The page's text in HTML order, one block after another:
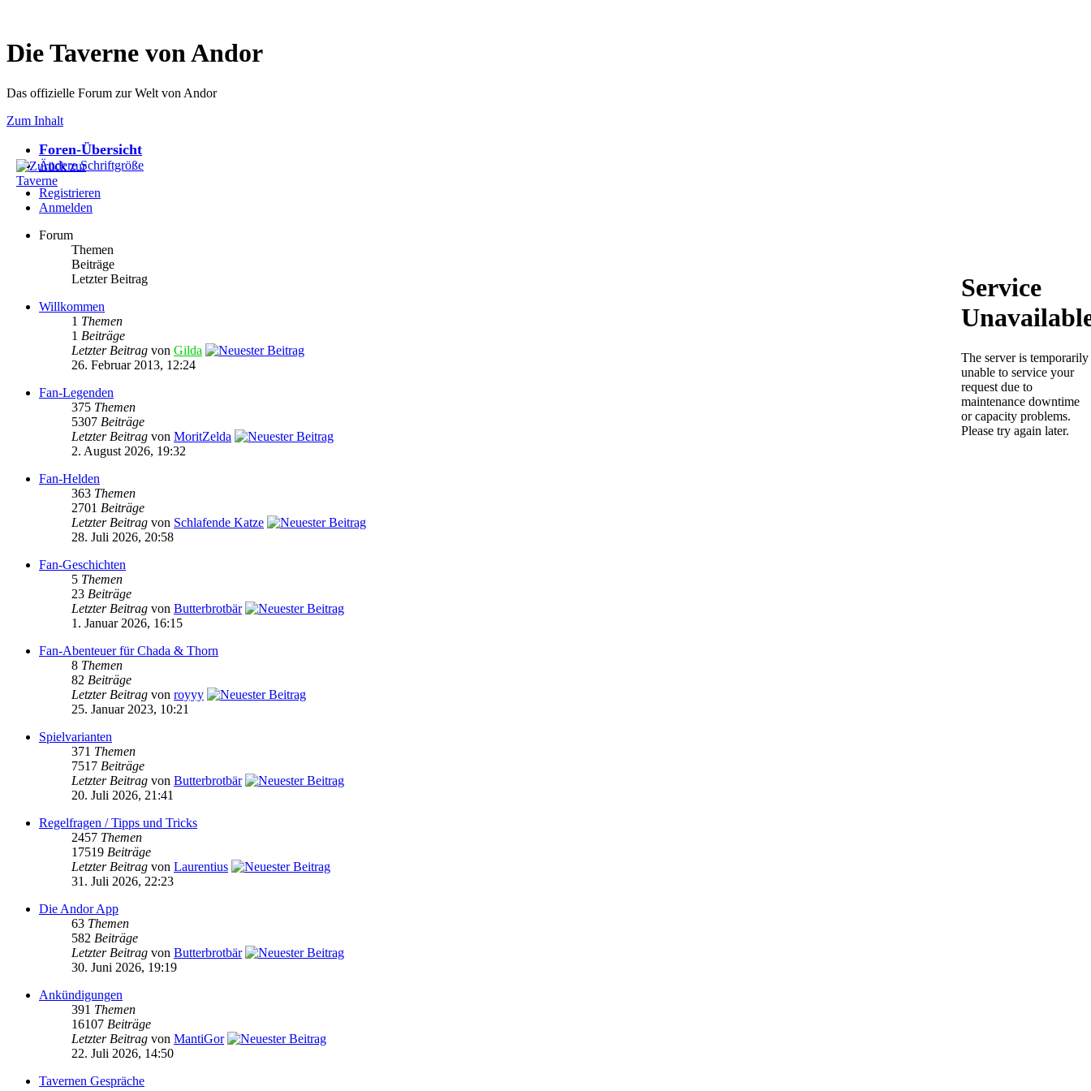
Die Taverne von Andor
Das offizielle Forum zur Welt von Andor
Zum Inhalt
Foren-Übersicht
Ändere Schriftgröße
Registrieren
Anmelden
Forum
Themen
Beiträge
Letzter Beitrag
Willkommen
1 Themen
1 Beiträge
Letzter Beitrag von Gilda
26. Februar 2013, 12:24
Fan-Legenden
375 Themen
5307 Beiträge
Letzter Beitrag von MoritZelda
2. August 2026, 19:32
Fan-Helden
363 Themen
2701 Beiträge
Letzter Beitrag von Schlafende Katze
28. Juli 2026, 20:58
Fan-Geschichten
5 Themen
23 Beiträge
Letzter Beitrag von Butterbrotbär
1. Januar 2026, 16:15
Fan-Abenteuer für Chada & Thorn
8 Themen
82 Beiträge
Letzter Beitrag von royyy
25. Januar 2023, 10:21
Spielvarianten
371 Themen
7517 Beiträge
Letzter Beitrag von Butterbrotbär
20. Juli 2026, 21:41
Regelfragen / Tipps und Tricks
2457 Themen
17519 Beiträge
Letzter Beitrag von Laurentius
31. Juli 2026, 22:23
Die Andor App
63 Themen
582 Beiträge
Letzter Beitrag von Butterbrotbär
30. Juni 2026, 19:19
Ankündigungen
391 Themen
16107 Beiträge
Letzter Beitrag von MantiGor
22. Juli 2026, 14:50
Tavernen Gespräche